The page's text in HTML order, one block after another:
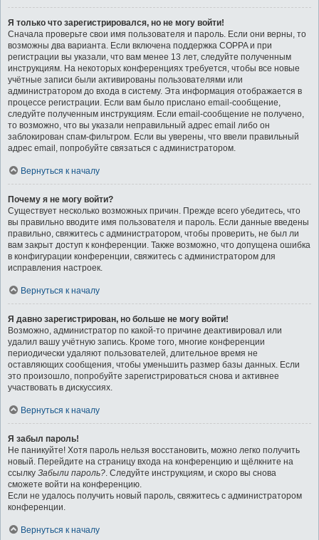
Я только что зарегистрировался, но не могу войти!
Сначала проверьте свои имя пользователя и пароль. Если они верны, то
возможны два варианта. Если включена поддержка COPPA и при
регистрации вы указали, что вам менее 13 лет, следуйте полученным
инструкциям. На некоторых конференциях требуется, чтобы все новые
учётные записи были активированы пользователями или
администратором до входа в систему. Эта информация отображается в
процессе регистрации. Если вам было прислано email-сообщение,
следуйте полученным инструкциям. Если email-сообщение не получено,
то возможно, что вы указали неправильный адрес email либо он
заблокирован спам-фильтром. Если вы уверены, что ввели правильный
адрес email, попробуйте связаться с администратором.
Вернуться к началу
Почему я не могу войти?
Существует несколько возможных причин. Прежде всего убедитесь, что
вы правильно вводите имя пользователя и пароль. Если данные введены
правильно, свяжитесь с администратором, чтобы проверить, не был ли
вам закрыт доступ к конференции. Также возможно, что допущена ошибка
в конфигурации конференции, свяжитесь с администратором для
исправления настроек.
Вернуться к началу
Я давно зарегистрирован, но больше не могу войти!
Возможно, администратор по какой-то причине деактивировал или
удалил вашу учётную запись. Кроме того, многие конференции
периодически удаляют пользователей, длительное время не
оставляющих сообщения, чтобы уменьшить размер базы данных. Если
это произошло, попробуйте зарегистрироваться снова и активнее
участвовать в дискуссиях.
Вернуться к началу
Я забыл пароль!
Не паникуйте! Хотя пароль нельзя восстановить, можно легко получить
новый. Перейдите на страницу входа на конференцию и щёлкните на
ссылку Забыли пароль?. Следуйте инструкциям, и скоро вы снова
сможете войти на конференцию.
Если не удалось получить новый пароль, свяжитесь с администратором
конференции.
Вернуться к началу